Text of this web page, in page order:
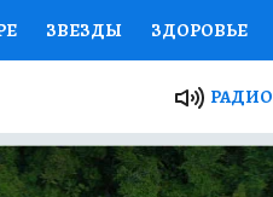
ЗВЕЗДЫ ЗДОРОВЬЕ
ПРОЕКТЫ РОССИИ
СЕКРЕТЫ
РАДИО